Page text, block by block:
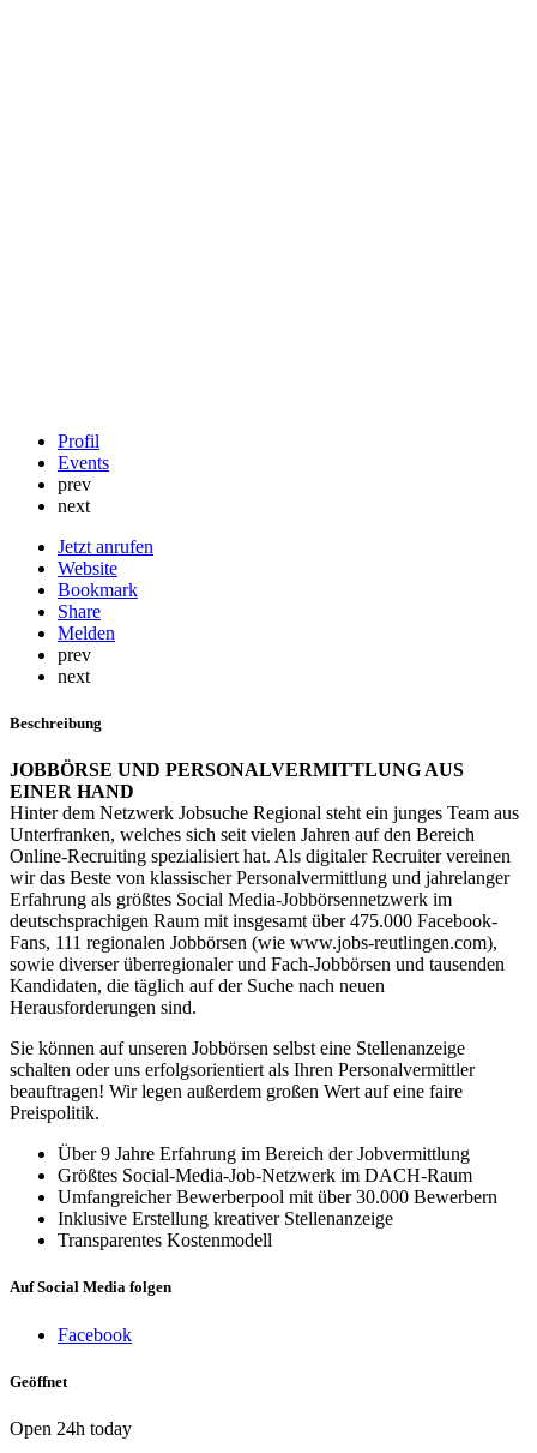
Profil
Events
prev
next
Jetzt anrufen
Website
Bookmark
Share
Melden
prev
next
Beschreibung
JOBBÖRSE UND PERSONALVERMITTLUNG AUS
EINER HAND
Hinter dem Netzwerk Jobsuche Regional steht ein junges Team aus
Unterfranken, welches sich seit vielen Jahren auf den Bereich
Online-Recruiting spezialisiert hat. Als digitaler Recruiter vereinen
wir das Beste von klassischer Personalvermittlung und jahrelanger
Erfahrung als größtes Social Media-Jobbörsennetzwerk im
deutschsprachigen Raum mit insgesamt über 475.000 Facebook-
Fans, 111 regionalen Jobbörsen (wie www.jobs-reutlingen.com),
sowie diverser überregionaler und Fach-Jobbörsen und tausenden
Kandidaten, die täglich auf der Suche nach neuen
Herausforderungen sind.
Sie können auf unseren Jobbörsen selbst eine Stellenanzeige
schalten oder uns erfolgsorientiert als Ihren Personalvermittler
beauftragen! Wir legen außerdem großen Wert auf eine faire
Preispolitik.
Über 9 Jahre Erfahrung im Bereich der Jobvermittlung
Größtes Social-Media-Job-Netzwerk im DACH-Raum
Umfangreicher Bewerberpool mit über 30.000 Bewerbern
Inklusive Erstellung kreativer Stellenanzeige
Transparentes Kostenmodell
Auf Social Media folgen
Facebook
Geöffnet
Open 24h today